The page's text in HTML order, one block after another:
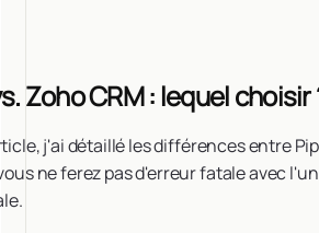
Zoho CRM : lequel choisir
j'ai détaillé les différences entre
ne ferez pas d'erreur fatale avec